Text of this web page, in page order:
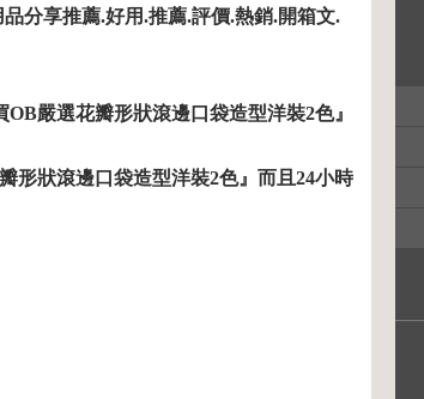
分享推薦.好用.推薦.評價.熱銷.開箱文.
嚴選花瓣形狀滾邊口袋造型洋裝2色』
形狀滾邊口袋造型洋裝2色』而且24小時